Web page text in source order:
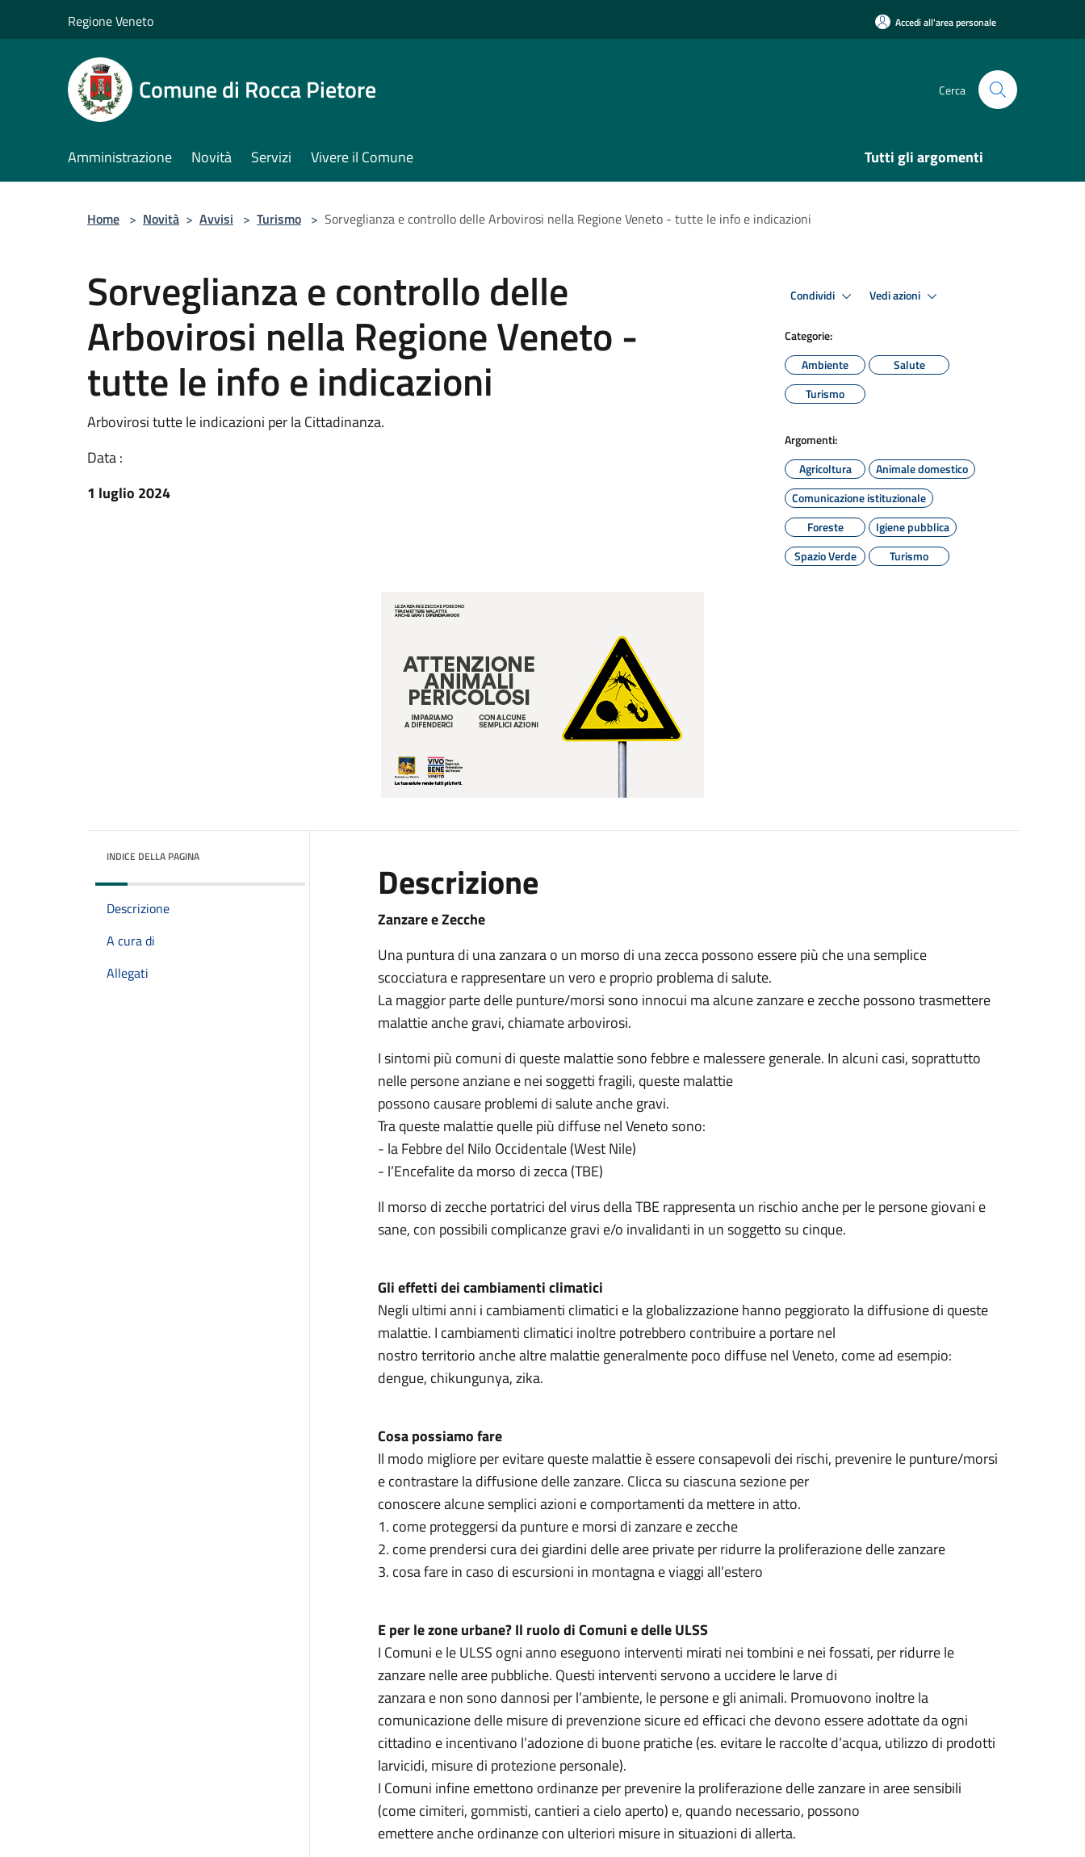
Regione Veneto Accedi all'area personale
Comune di Rocca Pietore Cerca
Amministrazione Novità Servizi Vivere il Comune Tutti gli argomenti
Home > Novità > Avvisi > Turismo > Sorveglianza e controllo delle Arbovirosi nella Regione Veneto - tutte le info e indicazioni
Sorveglianza e controllo delle
Arbovirosi nella Regione Veneto -
tutte le info e indicazioni
Arbovirosi tutte le indicazioni per la Cittadinanza.
Data :
1 luglio 2024
Condividi Vedi azioni
Categorie:
Ambiente
Salute
Turismo
Argomenti:
Agricoltura
Animale domestico
Comunicazione istituzionale
Foreste
Igiene pubblica
Spazio Verde
Turismo
INDICE DELLA PAGINA
Descrizione
A cura di
Allegati
Descrizione
Zanzare e Zecche
Una puntura di una zanzara o un morso di una zecca possono essere più che una semplice
scocciatura e rappresentare un vero e proprio problema di salute.
La maggior parte delle punture/morsi sono innocui ma alcune zanzare e zecche possono trasmettere
malattie anche gravi, chiamate arbovirosi.
I sintomi più comuni di queste malattie sono febbre e malessere generale. In alcuni casi, soprattutto
nelle persone anziane e nei soggetti fragili, queste malattie
possono causare problemi di salute anche gravi.
Tra queste malattie quelle più diffuse nel Veneto sono:
- la Febbre del Nilo Occidentale (West Nile)
- l’Encefalite da morso di zecca (TBE)
Il morso di zecche portatrici del virus della TBE rappresenta un rischio anche per le persone giovani e
sane, con possibili complicanze gravi e/o invalidanti in un soggetto su cinque.
Gli effetti dei cambiamenti climatici
Negli ultimi anni i cambiamenti climatici e la globalizzazione hanno peggiorato la diffusione di queste
malattie. I cambiamenti climatici inoltre potrebbero contribuire a portare nel
nostro territorio anche altre malattie generalmente poco diffuse nel Veneto, come ad esempio:
dengue, chikungunya, zika.
Cosa possiamo fare
Il modo migliore per evitare queste malattie è essere consapevoli dei rischi, prevenire le punture/morsi
e contrastare la diffusione delle zanzare. Clicca su ciascuna sezione per
conoscere alcune semplici azioni e comportamenti da mettere in atto.
1. come proteggersi da punture e morsi di zanzare e zecche
2. come prendersi cura dei giardini delle aree private per ridurre la proliferazione delle zanzare
3. cosa fare in caso di escursioni in montagna e viaggi all’estero
E per le zone urbane? Il ruolo di Comuni e delle ULSS
I Comuni e le ULSS ogni anno eseguono interventi mirati nei tombini e nei fossati, per ridurre le
zanzare nelle aree pubbliche. Questi interventi servono a uccidere le larve di
zanzara e non sono dannosi per l’ambiente, le persone e gli animali. Promuovono inoltre la
comunicazione delle misure di prevenzione sicure ed efficaci che devono essere adottate da ogni
cittadino e incentivano l’adozione di buone pratiche (es. evitare le raccolte d’acqua, utilizzo di prodotti
larvicidi, misure di protezione personale).
I Comuni infine emettono ordinanze per prevenire la proliferazione delle zanzare in aree sensibili
(come cimiteri, gommisti, cantieri a cielo aperto) e, quando necessario, possono
emettere anche ordinanze con ulteriori misure in situazioni di allerta.